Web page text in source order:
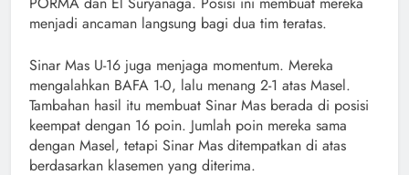
menjadi ancaman langsung bagi dua tim teratas.
Sinar Mas U-16 juga menjaga momentum. Mereka
mengalahkan BAFA 1-0, lalu menang 2-1 atas Masel.
Tambahan hasil itu membuat Sinar Mas berada di posisi
keempat dengan 16 poin. Jumlah poin mereka sama
dengan Masel, tetapi Sinar Mas ditempatkan di atas
berdasarkan klasemen yang diterima.